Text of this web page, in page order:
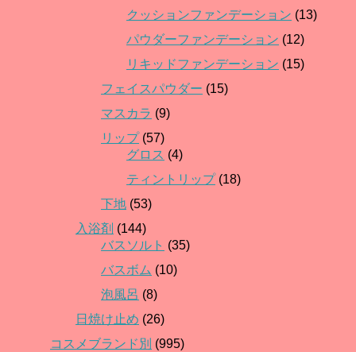
クッションファンデーション (13)
パウダーファンデーション (12)
リキッドファンデーション (15)
フェイスパウダー (15)
マスカラ (9)
リップ(57)
グロス (4)
ティントリップ(18)
下地 (53)
入浴剤 (144)
バスソルト (35)
バスボム (10)
泡風呂 (8)
日焼け止め (26)
コスメブランド別 (995)